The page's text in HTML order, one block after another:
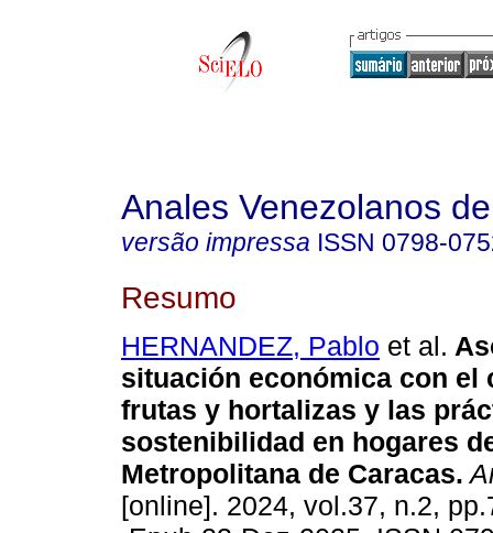
Anales Venezolanos
versão impressa ISSN 0798-
Resumo
HERNANDEZ, Pablo et al.
situación económica con el
frutas y hortalizas y las
sostenibilidad en hogares
Metropolitana de Caracas.
[online]. 2024, vol.37, n.2,